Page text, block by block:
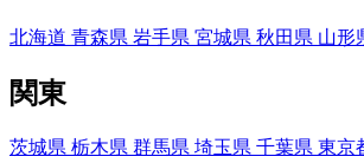
北海道 青森県 岩手県 宮城県 秋田県 山形
関東
茨城県 栃木県 群馬県 埼玉県 千葉県 東京